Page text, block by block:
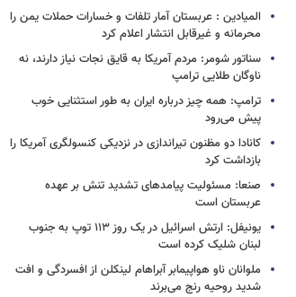
المیادین : عربستان آمار تلفات و خسارات حملات یمن را
محرمانه و غیرقابل انتشار اعلام کرد
سناتور شومر: مردم آمریکا به قایق نجات نیاز دارند، نه
ناوگان طلایی ترامپ
ترامپ: همه چیز درباره ایران به طور استثنایی خوب
پیش می‌رود
کانادا دو مظنون تیراندازی در نزدیکی کنسولگری آمریکا را
بازداشت کرد
صنعا: مسئولیت پیامدهای تشدید تنش بر عهده
عربستان است
یونیفل: ارتش اسرائیل در یک روز ۱۱۳ توپ به جنوب
لبنان شلیک کرده است
ملوانان ناو هواپیمابر آبراهام لینکلن از افسردگی و افت
شدید روحیه رنج می‌برند